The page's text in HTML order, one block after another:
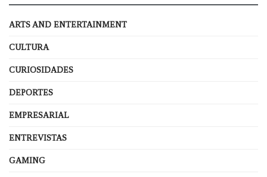
ARTS AND ENTERTAINMENT
CULTURA
CURIOSIDADES
DEPORTES
EMPRESARIAL
ENTREVISTAS
GAMING